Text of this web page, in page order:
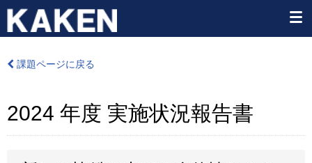
課題ページに戻る
2024 年度 実施状況報告書